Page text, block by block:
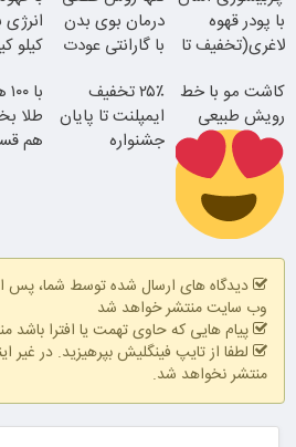
جوان
با پودر قهوه
لاغری(تخفیف تا
درمان بوی بدن
با گارانتی عودت
کیلو
کاشت مو با خط
رویش طبیعی
اقساطی بدون
بهره
۲۵٪ تخفیف
ایمپلنت تا پایان
جشنواره
طلا
هم
دیدگاه های ارسال شده توسط شما، پس
وب سایت منتشر خواهد شد
پیام هایی که حاوی تهمت یا افترا باشد
لطفا از تایپ فینگلیش بپرهیزید. در غیر
منتشر نخواهد شد.